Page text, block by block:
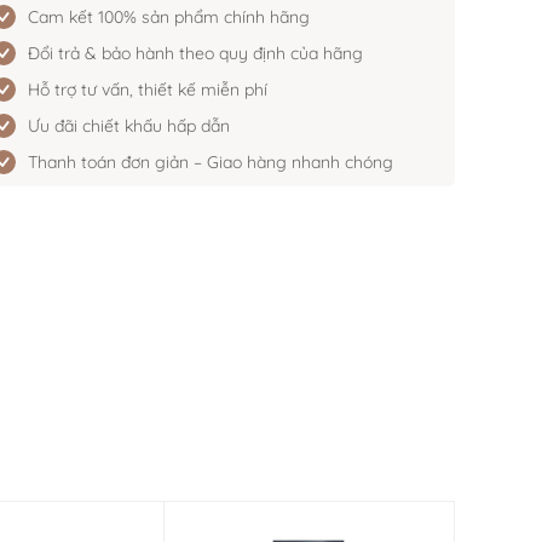
Cam kết 100% sản phẩm chính hãng
Đổi trả & bảo hành theo quy định của hãng
Hỗ trợ tư vấn, thiết kế miễn phí
Ưu đãi chiết khấu hấp dẫn
Thanh toán đơn giản – Giao hàng nhanh chóng